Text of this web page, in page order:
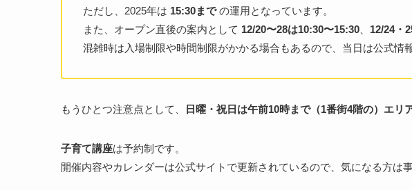
ただし、2025年は 15:30までの運用となっています。
また、オープン直後の案内として 12/20〜28は10:30〜15:30 12/24・
混雑時は入場制限や時間制限がかかる場合もあるので、当日は公式情
もうひとつ注意点として、 日曜・祝日は午前10時まで（1番街4階の）エリ
子育て講座は予約制です。
開催内容やカレンダーは公式サイトで更新されているので、気になる方は